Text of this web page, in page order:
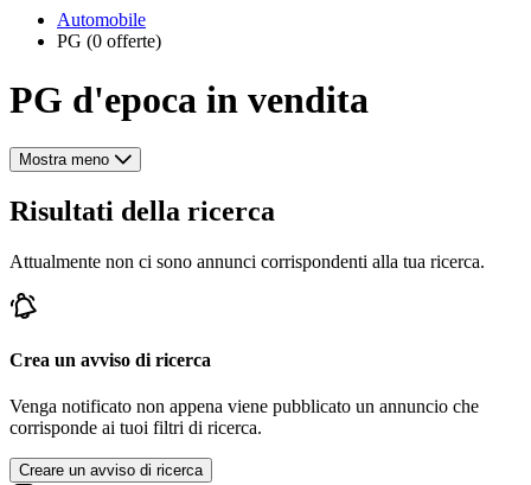
Automobile
PG (0 offerte)
PG d'epoca in vendita
Mostra meno
Risultati della ricerca
Attualmente non ci sono annunci corrispondenti alla tua ricerca.
Crea un avviso di ricerca
Venga notificato non appena viene pubblicato un annuncio che
corrisponde ai tuoi filtri di ricerca.
Creare un avviso di ricerca